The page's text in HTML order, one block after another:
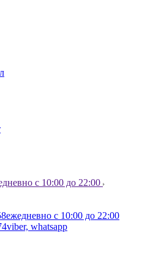
с 10:00 до 22:00
ежедневно с 10:00 до 22:00
viber, whatsapp